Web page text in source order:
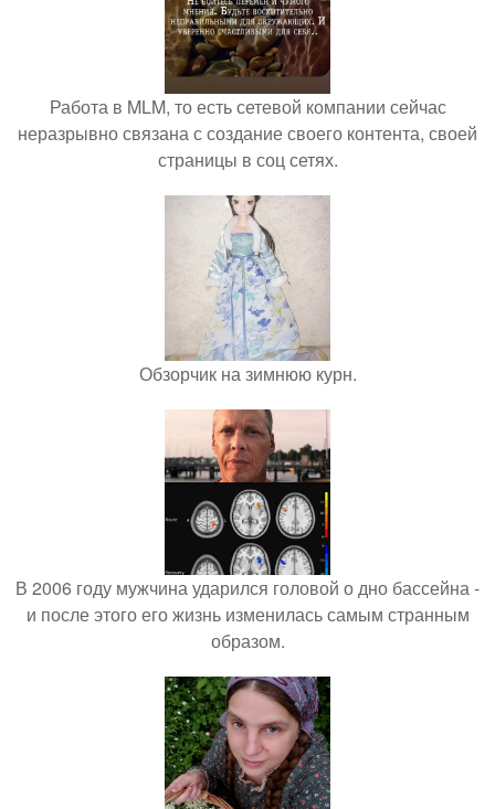
Работа в MLM, то есть сетевой компании сейчас
неразрывно связана с создание своего контента, своей
страницы в соц сетях.
Обзорчик на зимнюю курн.
В 2006 году мужчина ударился головой о дно бассейна -
и после этого его жизнь изменилась самым странным
образом.